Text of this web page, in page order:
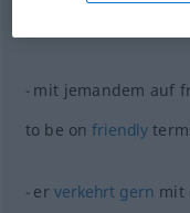
mit jemandem auf
to be onfriendly
erverkehrt gern mit